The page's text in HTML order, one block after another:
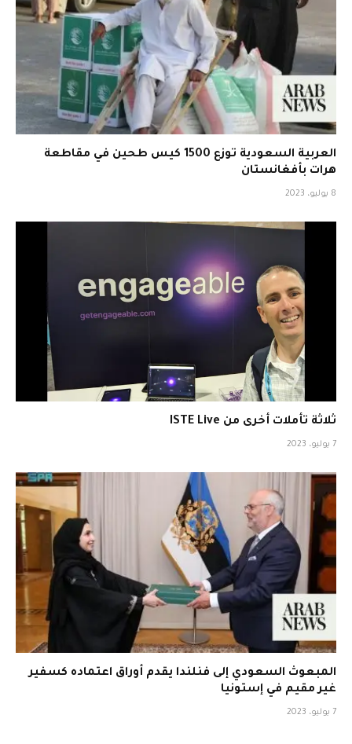
العربية السعودية توزع 1500 كيس طحين في مقاطعة
هرات بأفغانستان
8 يوليو، 2023
ثلاثة تأملات أخرى من ISTE Live
7 يوليو، 2023
المبعوث السعودي إلى فنلندا يقدم أوراق اعتماده كسفير
غير مقيم في إستونيا
7 يوليو، 2023